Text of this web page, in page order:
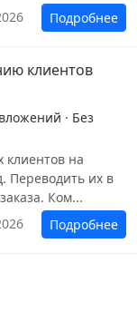
Подробнее
клиентов
· Без
клиентов на
Переводить их в
Ком...
Подробнее